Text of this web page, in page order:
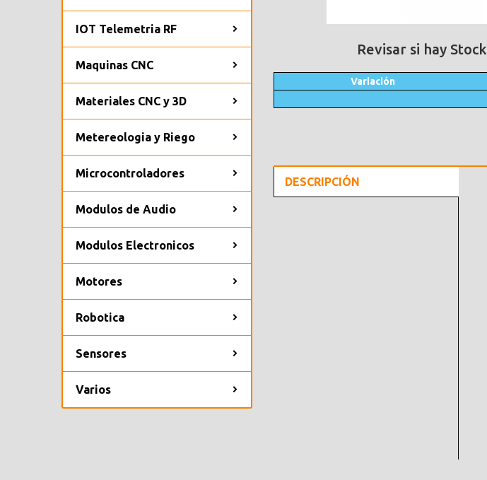
IOT Telemetria RF
Maquinas CNC
Materiales CNC y 3D
Metereologia y Riego
Microcontroladores
Modulos de Audio
Modulos Electronicos
Motores
Robotica
Sensores
Varios
Revisar si hay Stock
Variación
DESCRIPCIÓN